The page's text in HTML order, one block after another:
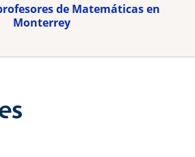
de Matemáticas en
Monterrey